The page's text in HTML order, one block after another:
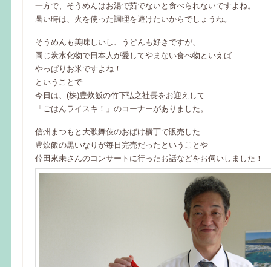
一方で、そうめんはお湯で茹でないと食べられないですよね。
暑い時は、火を使った調理を避けたいからでしょうね。
そうめんも美味しいし、うどんも好きですが、
同じ炭水化物で日本人が愛してやまない食べ物といえば
やっぱりお米ですよね！
ということで
今日は、(株)豊炊飯の竹下弘之社長をお迎えして
「ごはんライスキ！」のコーナーがありました。
信州まつもと大歌舞伎のおばけ横丁で販売した
豊炊飯の黒いなりが毎日完売だったということや
倖田來未さんのコンサートに行ったお話などをお伺いしました！